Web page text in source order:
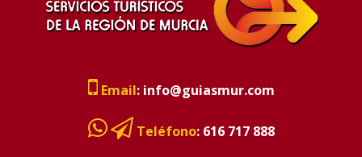
Email: info@guiasmur.com
Teléfono: 616 717 888